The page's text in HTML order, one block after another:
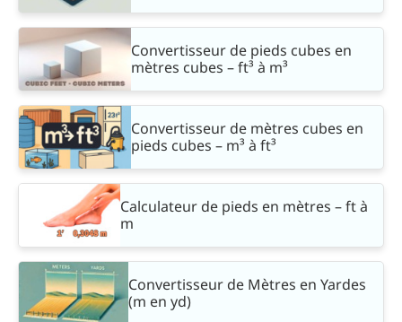
Convertisseur de pieds cubes en
mètres cubes – ft³ à m³
Convertisseur de mètres cubes en
pieds cubes – m³ à ft³
Calculateur de pieds en mètres – ft à
m
Convertisseur de Mètres en Yardes
(m en yd)